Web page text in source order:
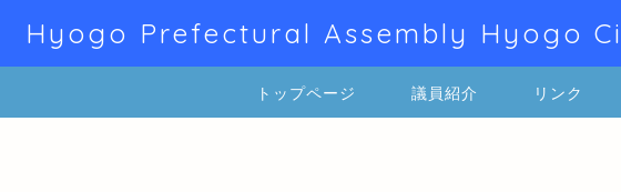
Hyogo Prefectural Assembly Hyogo
トップページ 議員紹介 リンク